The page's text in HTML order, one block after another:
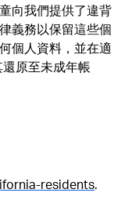
向我們提供了違背
義務以保留這些個
個人資料，並在適
原至未成年帳
residents.